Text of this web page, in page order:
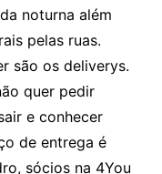
noturna além
pelas ruas.
são os deliverys.
quer pedir
e conhecer
de entrega é
sócios na 4You